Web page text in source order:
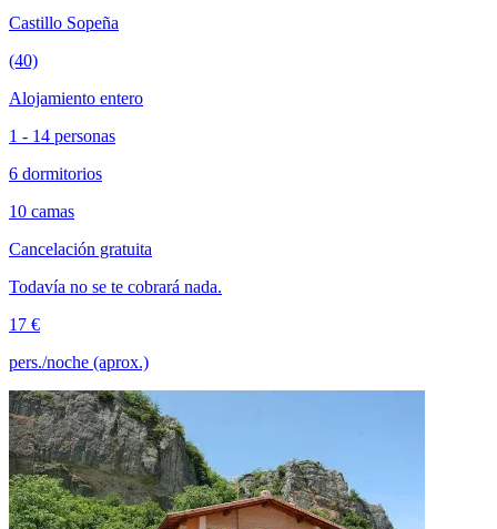
Castillo Sopeña
(40)
Alojamiento entero
1 - 14 personas
6 dormitorios
10 camas
Cancelación gratuita
Todavía no se te cobrará nada.
17 €
pers./noche (aprox.)